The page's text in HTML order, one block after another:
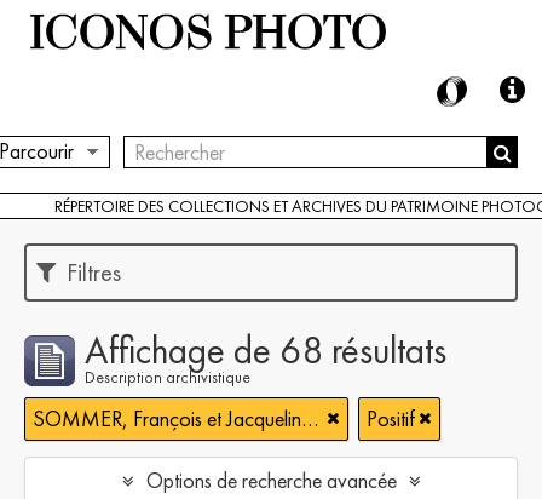
RÉPERTOIRE DES COLLECTIONS ET ARCHIVES DU PATRIMOINE
Filtres
Affichage de 68 résultats
Description archivistique
SOMMER, François et Jacqueline (1904-1993) Positif
Options de recherche avancée